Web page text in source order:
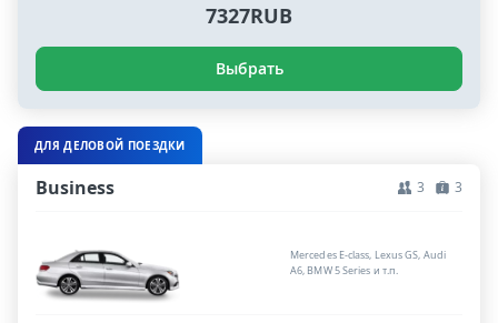
7327RUB
Выбрать
ДЛЯ ДЕЛОВОЙ ПОЕЗДКИ
Business 3 3
Mercedes E-class, Lexus GS, Audi
A6, BMW 5 Series и т.п.